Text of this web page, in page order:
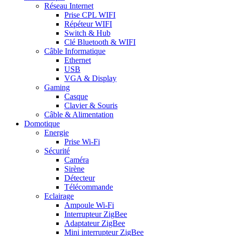
Réseau Internet
Prise CPL WIFI
Répéteur WIFI
Switch & Hub
Clé Bluetooth & WIFI
Câble Informatique
Ethernet
USB
VGA & Display
Gaming
Casque
Clavier & Souris
Câble & Alimentation
Domotique
Energie
Prise Wi-Fi
Sécurité
Caméra
Sirène
Détecteur
Télécommande
Eclairage
Ampoule Wi-Fi
Interrupteur ZigBee
Adaptateur ZigBee
Mini interrupteur ZigBee